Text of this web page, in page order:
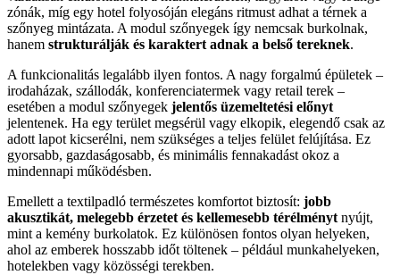
zónák, míg egy hotel folyosóján elegáns ritmust adhat a térnek a
szőnyeg mintázata. A modul szőnyegek így nemcsak burkolnak,
hanem strukturálják és karaktert adnak a belső tereknek.
A funkcionalitás legalább ilyen fontos. A nagy forgalmú épületek –
irodaházak, szállodák, konferenciatermek vagy retail terek –
esetében a modul szőnyegek jelentős üzemeltetési előnyt
jelentenek. Ha egy terület megsérül vagy elkopik, elegendő csak az
adott lapot kicserélni, nem szükséges a teljes felület felújítása. Ez
gyorsabb, gazdaságosabb, és minimális fennakadást okoz a
mindennapi működésben.
Emellett a textilpadló természetes komfortot biztosít: jobb
akusztikát, melegebb érzetet és kellemesebb térélménytnyújt,
mint a kemény burkolatok. Ez különösen fontos olyan helyeken,
ahol az emberek hosszabb időt töltenek – például munkahelyeken,
hotelekben vagy közösségi terekben.